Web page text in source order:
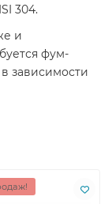
304.
и
фум-
зависимости